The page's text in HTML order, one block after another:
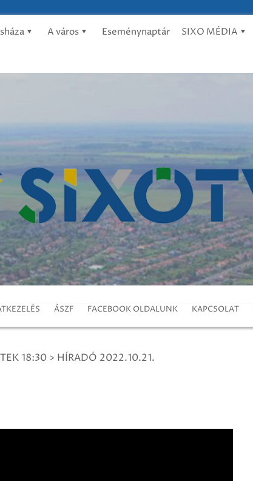
A város Eseménynaptár SIXO MÉDIA
ÁSZF FACEBOOK OLDALUNK KAPCSOLAT
18:30 > HÍRADÓ 2022.10.21.